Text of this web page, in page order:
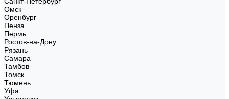
Омск
Оренбург
Пенза
Пермь
Ростов-на-Дону
Рязань
Самара
Тамбов
Томск
Тюмень
Уфа